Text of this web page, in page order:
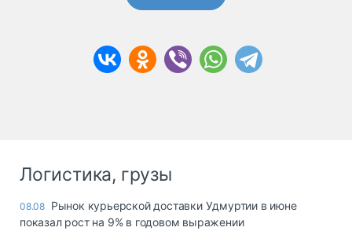
Логистика, грузы
08.08 Рынок курьерской доставки Удмуртии в июне
показал рост на 9% в годовом выражении